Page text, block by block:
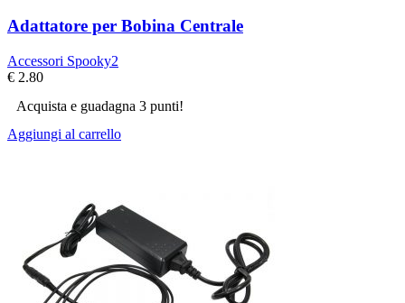
Adattatore per Bobina Centrale
Accessori Spooky2
€ 2.80
Acquista e guadagna 3 punti!
Aggiungi al carrello